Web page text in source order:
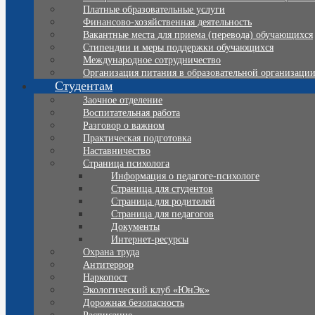
Платные образовательные услуги
Финансово-хозяйственная деятельность
Вакантные места для приема (перевода) обучающихся
Стипендии и меры поддержки обучающихся
Международное сотрудничество
Организация питания в образовательной организации
Студентам
Заочное отделение
Воспитательная работа
Разговор о важном
Практическая подготовка
Наставничество
Страница психолога
Информация о педагоге-психологе
Страница для студентов
Страница для родителей
Страница для педагогов
Документы
Интернет-ресурсы
Охрана труда
Антитеррор
Наркопост
Экологический клуб «ЮнЭк»
Дорожная безопасность